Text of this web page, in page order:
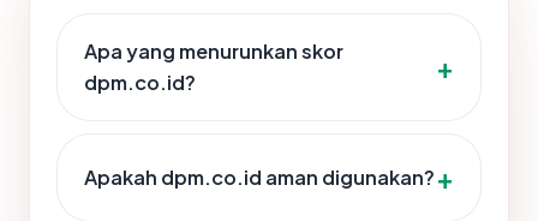
Apa yang menurunkan skor
dpm.co.id?
Apakah dpm.co.id aman digunakan?